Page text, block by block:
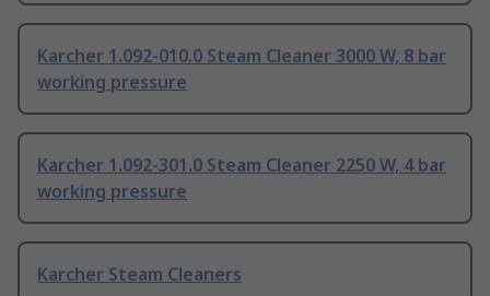
Karcher 1.092-010.0 Steam Cleaner 3000 W, 8 bar
working pressure
Karcher 1.092-301.0 Steam Cleaner 2250 W, 4 bar
working pressure
Karcher Steam Cleaners